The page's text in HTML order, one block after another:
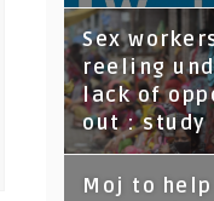
Sex
reeling
lack of
out : study
Moj to